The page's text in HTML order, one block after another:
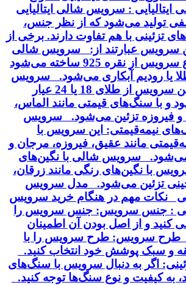
: سرویس شالی ایتالیایی
تولید می‌شود که از نظر جنس،
تزئینی با هم تفاوت دارند. برخی از
این سرویس عبارتند از: سرویس شالی
نقره: این نوع سرویس از نقره 925 ساخته می‌شود
یا رودیم آبکاری می‌شود. سرویس
شالی طلا: این سرویس از طلای 18 یا 24 عیار
و با سنگ‌های قیمتی مانند الماس،
و فیروزه تزئین می‌شود. سرویس
نیمه‌قیمتی: این سرویس با
مانند عقیق، فیروزه، مرجان و
می‌شود. سرویس شالی با نگین‌های
با نگین‌های رنگی مانند زرقان،
تزئین می‌شود. مدل سرویس
نکات مهم در هنگام خرید سرویس
: جنس سرویس: جنس سرویس را
کنید و از اصل بودن آن اطمینان
طرح سرویس: طرح سرویس را با
و سبک پوشش خود انتخاب کنید.
اگر به دنبال سرویس با سنگ‌های
به کیفیت و نوع سنگ‌ها توجه کنید.